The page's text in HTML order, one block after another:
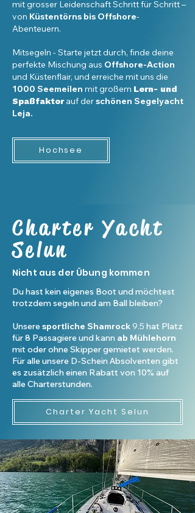
mit grosser Leidenschaft Schritt für Schritt –
von Küstentörns bis Offshore-
Abenteuern.
Mitsegeln - Starte jetzt durch, finde deine
perfekte Mischung aus Offshore-Action
und Küstenflair, und erreiche mit uns die
1000 Seemeilen mit großem Lern- und
Spaßfaktorauf derschönen Segelyacht
Leja.
Hochsee
Charter Yacht
Selun
Nicht aus der Übung kommen
Du hast kein eigenes Boot und möchtest
trotzdem segeln und am Ball bleiben?
Unseresportliche Shamrock 9.5 hat Platz
für 8 Passagiere und kann ab Mühlehorn
mit oder ohne Skipper gemietet werden.
Für alle unsere D-Schein Absolventen gibt
es zusätzlich einen Rabatt von 10% auf
alle Charterstunden.
Charter Yacht Selun